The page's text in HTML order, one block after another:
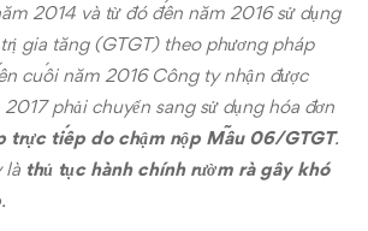
2014 và từ đó đến năm 2016 sử dụng
gia tăng (GTGT) theo phương pháp
cuối năm 2016 Công ty nhận được
phải chuyển sang sử dụng hóa đơn
trực tiếp do chậm nộp Mẫu 06/GTGT.
là thủ tục hành chính rườm rà gây khó
.